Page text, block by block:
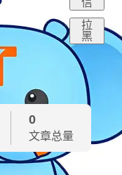
信
拉
黑
0
文章总量